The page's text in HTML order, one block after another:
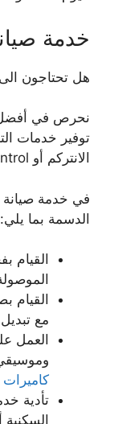
خدمة
هل تحتاجون
نحرص في أفضل
توفير خدمات
الانتركم أو Access Control.
في خدمة صيانة
الدسمة بما يلي:
القيام
القيام
مع
العمل
كاميرات
تأدية